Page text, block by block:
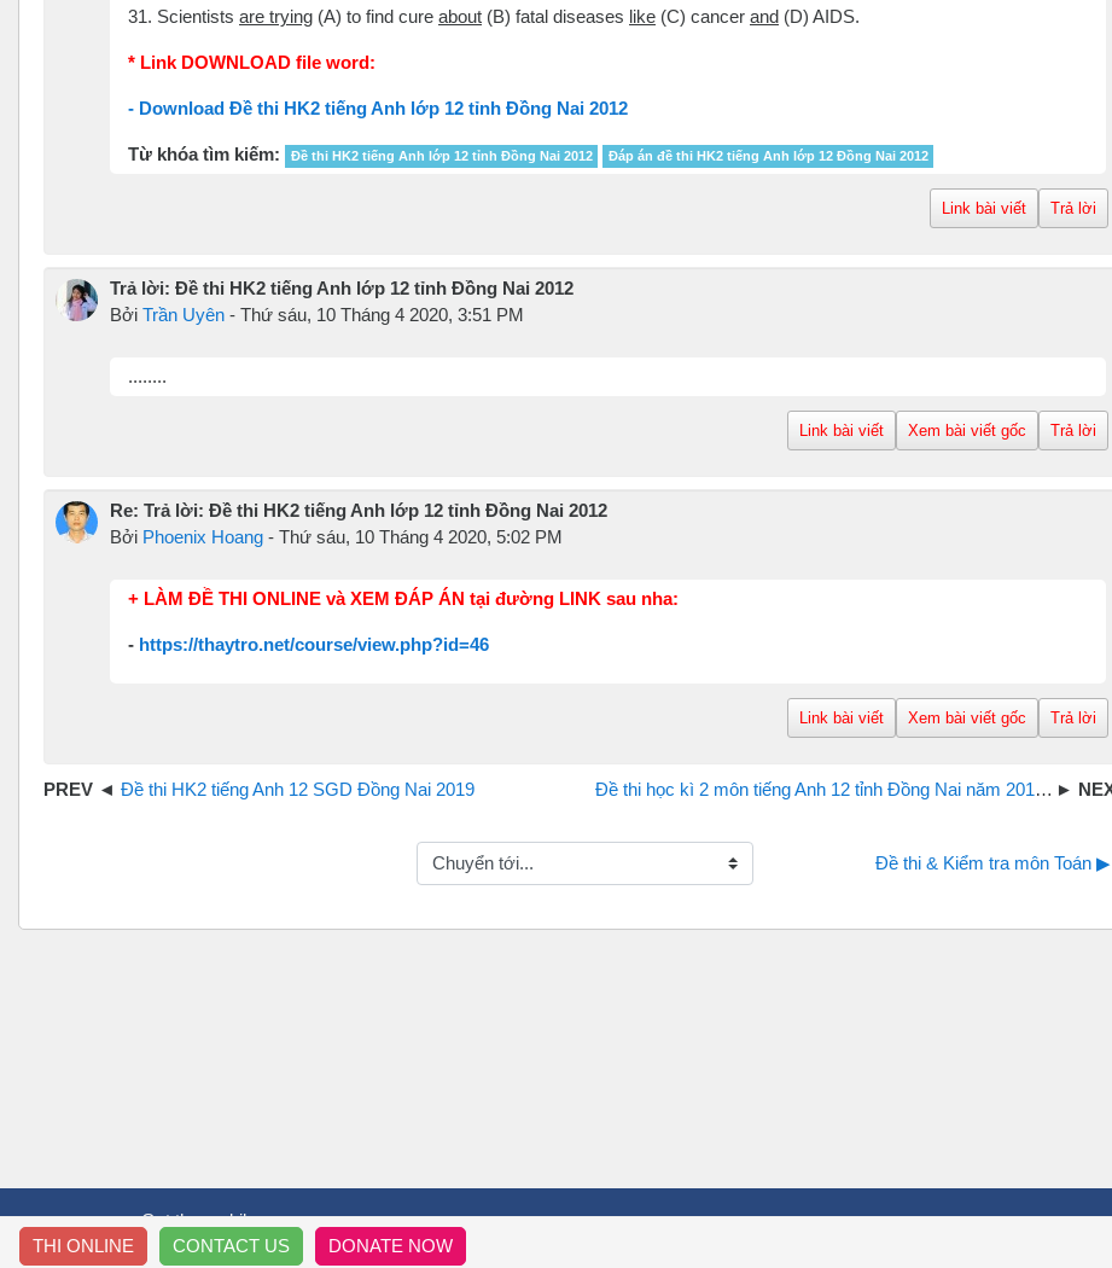
31. Scientists are trying (A) to find cure about (B) fatal diseases like (C) cancer and (D) AIDS.
* Link DOWNLOAD file word:
- Download Đề thi HK2 tiếng Anh lớp 12 tỉnh Đồng Nai 2012
Từ khóa tìm kiếm: Đề thi HK2 tiếng Anh lớp 12 tỉnh Đồng Nai 2012 Đáp án đề thi HK2 tiếng Anh lớp 12 Đồng Nai 2012
Link bài viết Trả lời
Trả lời: Đề thi HK2 tiếng Anh lớp 12 tỉnh Đồng Nai 2012
Bởi Trần Uyên - Thứ sáu, 10 Tháng 4 2020, 3:51 PM
........
Link bài viết Xem bài viết gốc Trả lời
Re: Trả lời: Đề thi HK2 tiếng Anh lớp 12 tỉnh Đồng Nai 2012
Bởi Phoenix Hoang - Thứ sáu, 10 Tháng 4 2020, 5:02 PM
+ LÀM ĐỀ THI ONLINE và XEM ĐÁP ÁN tại đường LINK sau nha:
- https://thaytro.net/course/view.php?id=46
Link bài viết Xem bài viết gốc Trả lời
Đề thi HK2 tiếng Anh 12 SGD Đồng Nai 2019 Đề thi học kì 2 môn tiếng Anh 12 tỉnh Đồng Nai năm 2017
Chuyển tới... Đề thi & Kiểm tra môn Toán ▶︎
Get the mobile app
THI ONLINE CONTACT US DONATE NOW
T&T THẦY TRÒ